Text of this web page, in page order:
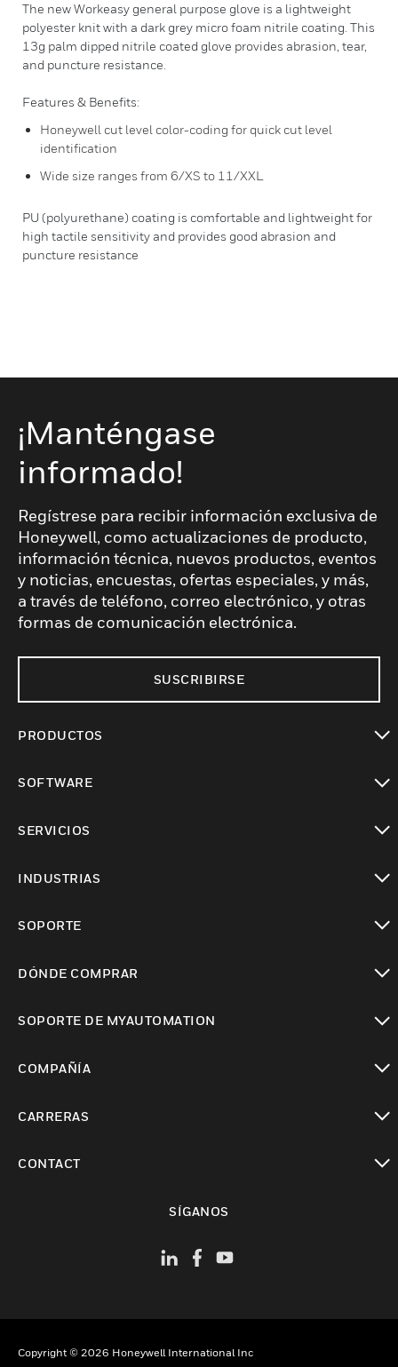
The new Workeasy general purpose glove is a lightweight
polyester knit with a dark grey micro foam nitrile coating. This
13g palm dipped nitrile coated glove provides abrasion, tear,
and puncture resistance.
Features & Benefits:
Honeywell cut level color-coding for quick cut level
identification
Wide size ranges from 6/XS to 11/XXL
PU (polyurethane) coating is comfortable and lightweight for
high tactile sensitivity and provides good abrasion and
puncture resistance
¡Manténgase
informado!
Regístrese para recibir información exclusiva de
Honeywell, como actualizaciones de producto,
información técnica, nuevos productos, eventos
y noticias, encuestas, ofertas especiales, y más,
a través de teléfono, correo electrónico, y otras
formas de comunicación electrónica.
SUSCRIBIRSE
PRODUCTOS
SOFTWARE
SERVICIOS
INDUSTRIAS
SOPORTE
DÓNDE COMPRAR
SOPORTE DE MYAUTOMATION
COMPAÑÍA
CARRERAS
CONTACT
SÍGANOS
Copyright © 2026 Honeywell International Inc